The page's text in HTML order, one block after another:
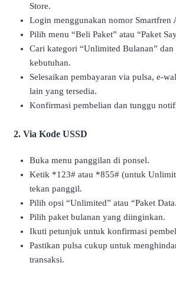
Store.
Login menggunakan nomor Smartfren
Pilih menu “Beli Paket” atau “Paket
Cari kategori “Unlimited Bulanan” dan
kebutuhan.
Selesaikan pembayaran via pulsa, e-
lain yang tersedia.
Konfirmasi pembelian dan tunggu
2. Via Kode USSD
Buka menu panggilan di ponsel.
Ketik *123# atau *855# (untuk
tekan panggil.
Pilih opsi “Unlimited” atau “Paket
Pilih paket bulanan yang diinginkan.
Ikuti petunjuk untuk konfirmasi
Pastikan pulsa cukup untuk
transaksi.